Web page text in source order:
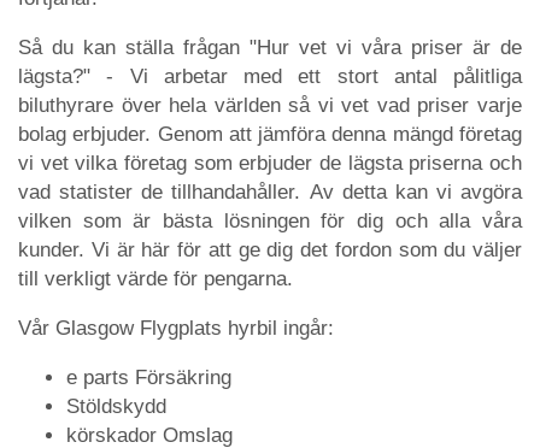
Så du kan ställa frågan "Hur vet vi våra priser är de
lägsta?" - Vi arbetar med ett stort antal pålitliga
biluthyrare över hela världen så vi vet vad priser varje
bolag erbjuder. Genom att jämföra denna mängd företag
vi vet vilka företag som erbjuder de lägsta priserna och
vad statister de tillhandahåller. Av detta kan vi avgöra
vilken som är bästa lösningen för dig och alla våra
kunder. Vi är här för att ge dig det fordon som du väljer
till verkligt värde för pengarna.
Vår Glasgow Flygplats hyrbil ingår:
e parts Försäkring
Stöldskydd
körskador Omslag